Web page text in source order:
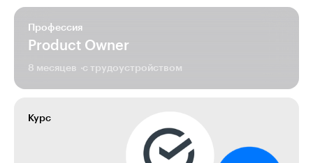
Профессия
Product Owner
8 месяцев с трудоустройством
Курс